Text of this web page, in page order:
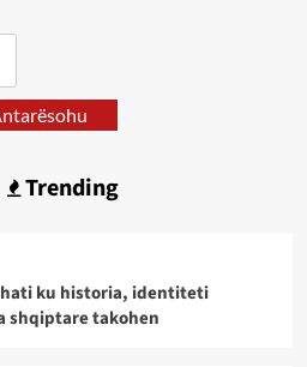
Trending
ku historia, identiteti
shqiptare takohen